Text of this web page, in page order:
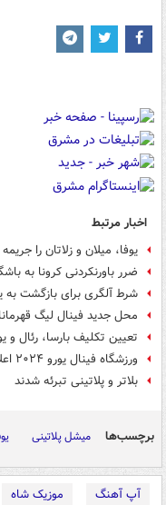
اخبار مرتبط
یوفا، میلان و زلاتان را
ضرر باورنکردنی کرونا به
شرط آلگری برای بازگشت به
محل جدید فینال لیگ
تعیین تکلیف بارسا، رئال و
ورزشگاه فینال یورو ۲۰۲۴ اعلام شد
بلاتر و پلاتینی تبرئه شدند
برچسب‌ها میشل پلاتینی
آپ آهنگ موزیک شاه